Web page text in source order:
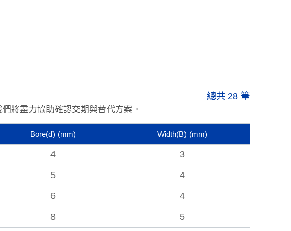
將盡力協助確認交期與替代方案。
總共 28 筆
Bore(d) (mm) Width(B) (mm)
4 3
5 4
6 4
8 5